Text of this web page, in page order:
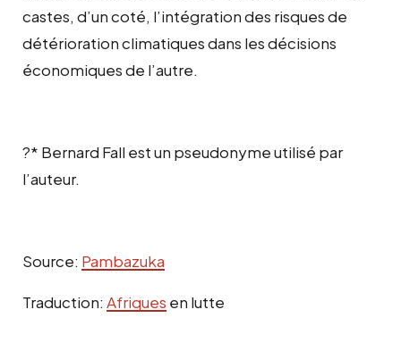
castes, d’un coté, l’intégration des risques de
détérioration climatiques dans les décisions
économiques de l’autre.
?* Bernard Fall est un pseudonyme utilisé par
l’auteur.
Source: Pambazuka
Traduction: Afriques en lutte